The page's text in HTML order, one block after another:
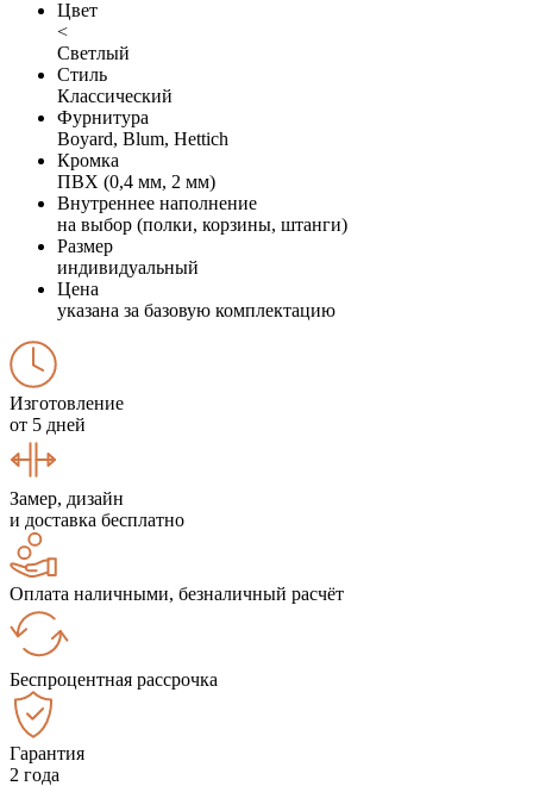
Цвет
<
Светлый
Стиль
Классический
Фурнитура
Boyard, Blum, Hettich
Кромка
ПВХ (0,4 мм, 2 мм)
Внутреннее наполнение
на выбор (полки, корзины, штанги)
Размер
индивидуальный
Цена
указана за базовую комплектацию
Изготовление
от 5 дней
Замер, дизайн
и доставка бесплатно
Оплата наличными, безналичный расчёт
Беспроцентная рассрочка
Гарантия
2 года